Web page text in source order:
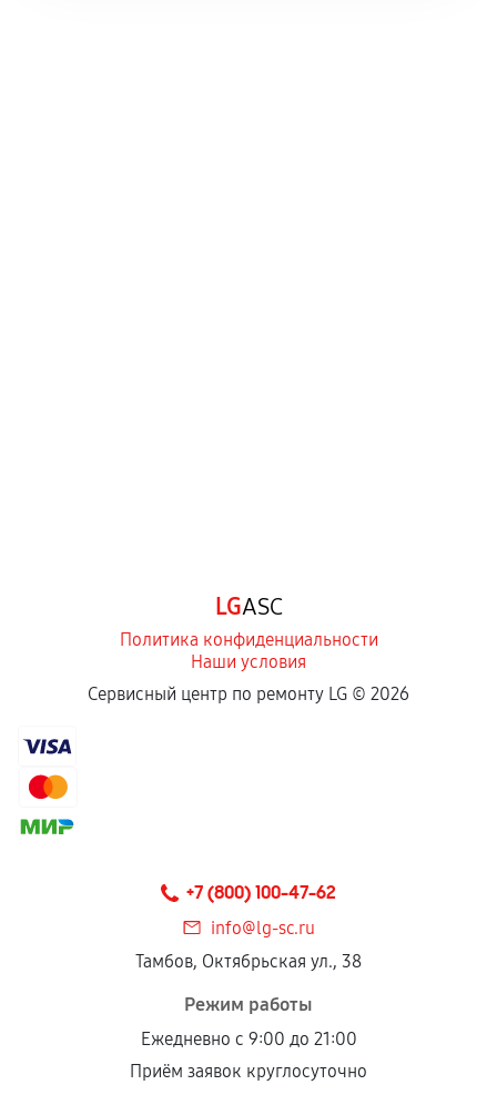
LGASC
Политика конфиденциальности
Наши условия
Сервисный центр по ремонту LG © 2026
+7 (800) 100-47-62
info@lg-sc.ru
Тамбов, Октябрьская ул., 38
Режим работы
Ежедневно с 9:00 до 21:00
Приём заявок круглосуточно